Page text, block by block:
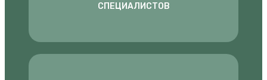
СПЕЦИАЛИСТОВ